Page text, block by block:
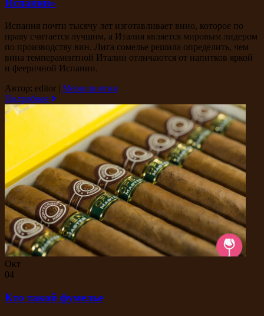
Испании»
Испания почти тысячу лет изготавливает вино, которое по
праву считается лучшим, а Италия является мировым лидером
по производству вин. Лига сомелье решила определить, чем
вина темпераментной Италии отличаются от напитков яркой
и фееричной Испании.
Автор: editor | Мероприятия
Подробнее
Окт
04
Кто такой фумелье